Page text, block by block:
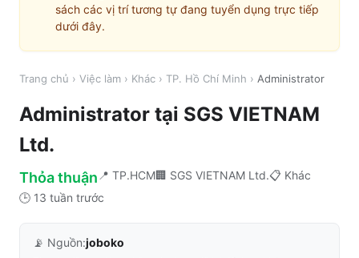
sách các vị trí tương tự đang tuyển dụng trực tiếp
dưới đây.
Trang chủ › Việc làm › Khác › TP. Hồ Chí Minh › Administrator
Administrator tại SGS VIETNAM
Ltd.
Thỏa thuận 📍 TP.HCM🏢 SGS VIETNAM Ltd.📋 Khác
🕒 13 tuần trước
📡 Nguồn:joboko